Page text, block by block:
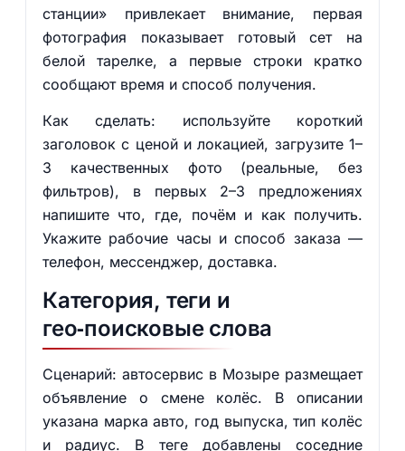
станции» привлекает внимание, первая
фотография показывает готовый сет на
белой тарелке, а первые строки кратко
сообщают время и способ получения.
Как сделать: используйте короткий
заголовок с ценой и локацией, загрузите 1–
3 качественных фото (реальные, без
фильтров), в первых 2–3 предложениях
напишите что, где, почём и как получить.
Укажите рабочие часы и способ заказа —
телефон, мессенджер, доставка.
Категория, теги и
гео‑поисковые слова
Сценарий: автосервис в Мозыре размещает
объявление о смене колёс. В описании
указана марка авто, год выпуска, тип колёс
и радиус. В теге добавлены соседние